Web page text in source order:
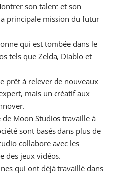
son talent et son
principale mission du futur
qui est tombée dans le
tels que Zelda, Diablo et
prêt à relever de nouveaux
mais un créatif aux
de Moon Studios travaille à
sont basés dans plus de
collabore avec les
des jeux vidéos.
qui ont déjà travaillé dans